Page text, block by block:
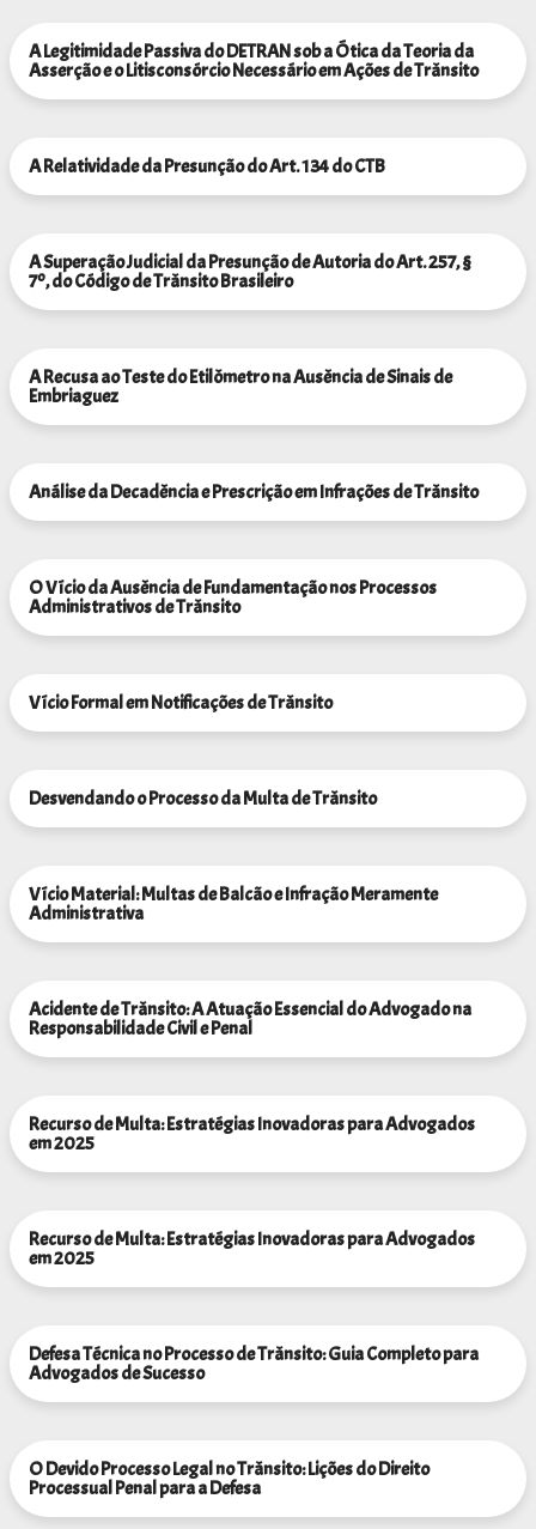
A Legitimidade Passiva do DETRAN sob a Ótica da Teoria da
Asserção e o Litisconsórcio Necessário em Ações de Trânsito
A Relatividade da Presunção do Art. 134 do CTB
A Superação Judicial da Presunção de Autoria do Art. 257, §
7º, do Código de Trânsito Brasileiro
A Recusa ao Teste do Etilômetro na Ausência de Sinais de
Embriaguez
Análise da Decadência e Prescrição em Infrações de Trânsito
O Vício da Ausência de Fundamentação nos Processos
Administrativos de Trânsito
Vício Formal em Notificações de Trânsito
Desvendando o Processo da Multa de Trânsito
Vício Material: Multas de Balcão e Infração Meramente
Administrativa
Acidente de Trânsito: A Atuação Essencial do Advogado na
Responsabilidade Civil e Penal
Recurso de Multa: Estratégias Inovadoras para Advogados
em 2025
Recurso de Multa: Estratégias Inovadoras para Advogados
em 2025
Defesa Técnica no Processo de Trânsito: Guia Completo para
Advogados de Sucesso
O Devido Processo Legal no Trânsito: Lições do Direito
Processual Penal para a Defesa